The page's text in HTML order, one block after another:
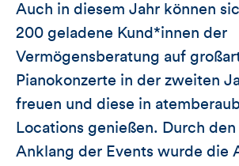
Auch in diesem Jahr können
200 geladene Kund*innen der
Vermögensberatung auf
Pianokonzerte in der zweiten
freuen und diese in
Locations genießen. Durch
Anklang der Events wurde die